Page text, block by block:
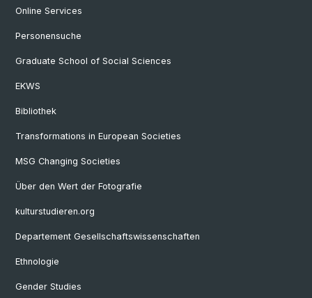
Online Services
Personensuche
Graduate School of Social Sciences
EKWS
Bibliothek
Transformations in European Societies
MSG Changing Societies
Über den Wert der Fotografie
kulturstudieren.org
Departement Gesellschaftswissenschaften
Ethnologie
Gender Studies